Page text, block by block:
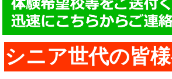
シニア世代の皆